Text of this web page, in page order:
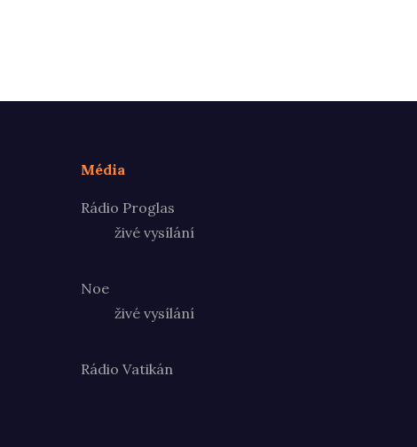
Média
Rádio Proglas
živé vysílání
Noe
živé vysílání
Rádio Vatikán